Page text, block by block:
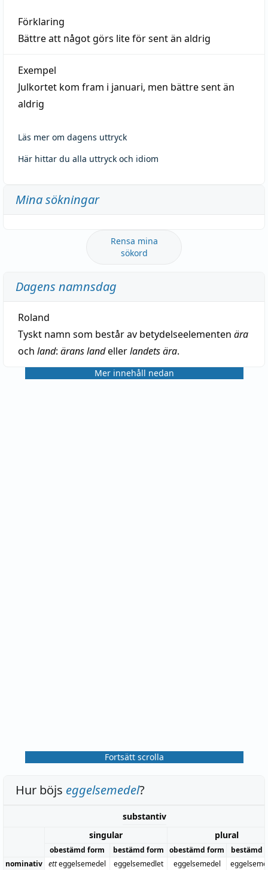
Förklaring
Bättre att något görs lite för sent än aldrig
Exempel
Julkortet kom fram i januari, men bättre sent än
aldrig
Läs mer om dagens uttryck
Här hittar du alla uttryck och idiom
Mina sökningar
Rensa mina
sökord
Dagens namnsdag
Roland
Tyskt namn som består av betydelseelementen ära
och land: ärans landellerlandets ära.
Mer innehåll nedan
Fortsätt scrolla
Hur böjs eggelsemedel?
substantiv
singular
plural
obestämd form bestämd form obestämd form
bestämd
nominativ etteggelsemedel eggelsemedlet eggelsemedel